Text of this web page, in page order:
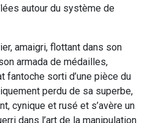
autour du système de
amaigri, flottant dans son
armada de médailles,
fantoche sorti d’une pièce du
perdu de sa superbe,
cynique et rusé et s’avère un
dans l’art de la manipulation